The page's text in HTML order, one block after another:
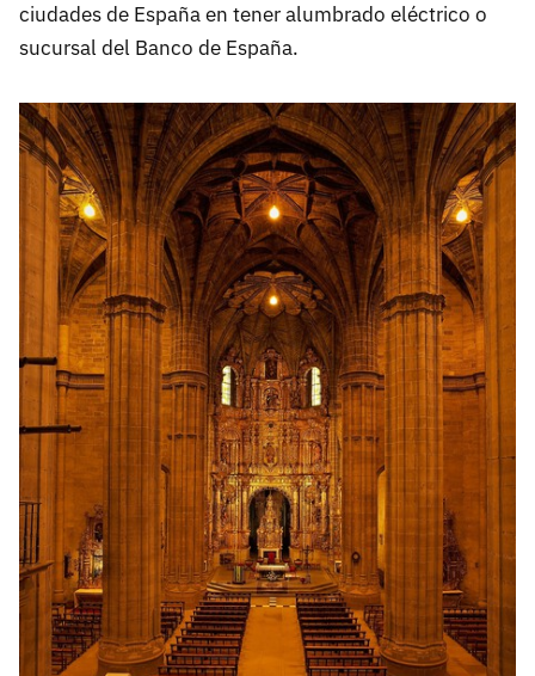
ciudades de España en tener alumbrado eléctrico o
sucursal del Banco de España.